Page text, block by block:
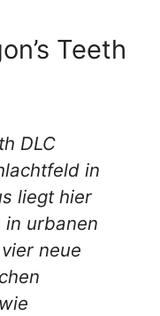
Teeth
DLC
in
liegt hier
urbanen
neue